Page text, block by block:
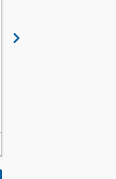
w Lublinie